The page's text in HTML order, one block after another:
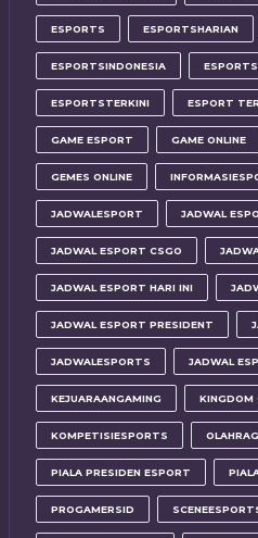
ESPORTS ESPORTSHARIAN
ESPORTSINDONESIA
ESPORTSTERKINI ESPORT
GAME ESPORT GAME ONLINE
GEMES ONLINE
JADWALESPORT JADWAL
JADWAL ESPORT CSGO
JADWAL ESPORT HARI INI
JADWAL ESPORT PRESIDENT
JADWALESPORTS JADWAL
KEJUARAANGAMING KINGDOM
KOMPETISIESPORTS
PIALA PRESIDEN ESPORT
PROGAMERSID